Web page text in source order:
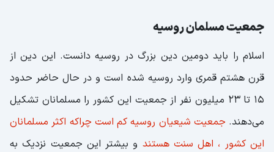
جمعیت مسلمان روسیه
اسلام را باید دومین دین بزرگ در روسیه دانست. این دین از
قرن هشتم قمری وارد روسیه شده است و در حال حاضر حدود
15 تا 23 میلیون نفر از جمعیت این کشور را مسلمانان تشکیل
می‌دهند. جمعیت شیعیان روسیه کم است چراکه اکثر مسلمانان
این کشور ، اهل سنت هستند و بیشتر این جمعیت نزدیک به